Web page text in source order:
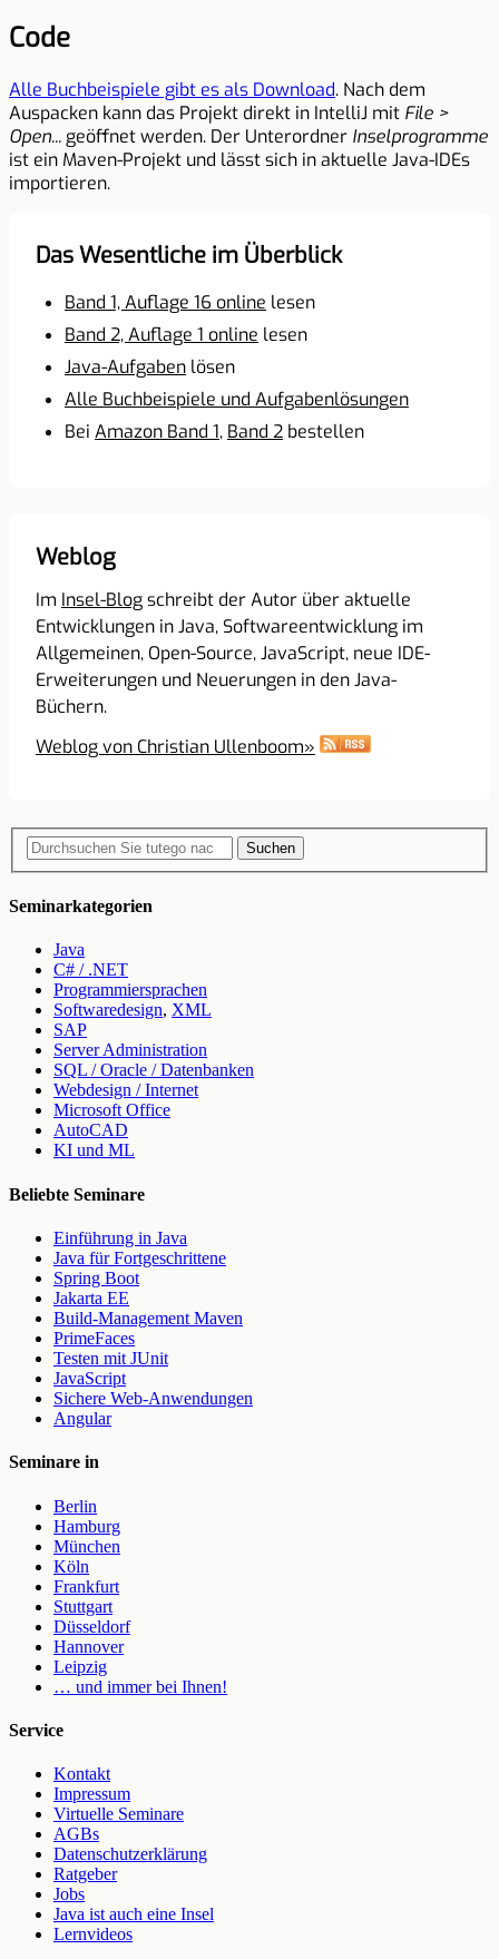
Code
Alle Buchbeispiele gibt es als Download. Nach dem
Auspacken kann das Projekt direkt in IntelliJ mit File >
Open...geöffnet werden. Der Unterordner Inselprogramme
ist ein Maven-Projekt und lässt sich in aktuelle Java-IDEs
importieren.
Das Wesentliche im Überblick
Band 1, Auflage 16 online lesen
Band 2, Auflage 1 online lesen
Java-Aufgaben lösen
Alle Buchbeispiele und Aufgabenlösungen
Bei Amazon Band 1, Band 2 bestellen
Weblog
Im Insel-Blogschreibt der Autor über aktuelle
Entwicklungen in Java, Softwareentwicklung im
Allgemeinen, Open-Source, JavaScript, neue IDE-
Erweiterungen und Neuerungen in den Java-
Büchern.
Weblog von Christian Ullenboom»
Suchen
Seminarkategorien
Java
C# / .NET
Programmiersprachen
Softwaredesign, XML
SAP
Server Administration
SQL / Oracle / Datenbanken
Webdesign / Internet
Microsoft Office
AutoCAD
KI und ML
Beliebte Seminare
Einführung in Java
Java für Fortgeschrittene
Spring Boot
Jakarta EE
Build-Management Maven
PrimeFaces
Testen mit JUnit
JavaScript
Sichere Web-Anwendungen
Angular
Seminare in
Berlin
Hamburg
München
Köln
Frankfurt
Stuttgart
Düsseldorf
Hannover
Leipzig
… und immer bei Ihnen!
Service
Kontakt
Impressum
Virtuelle Seminare
AGBs
Datenschutzerklärung
Ratgeber
Jobs
Java ist auch eine Insel
Lernvideos